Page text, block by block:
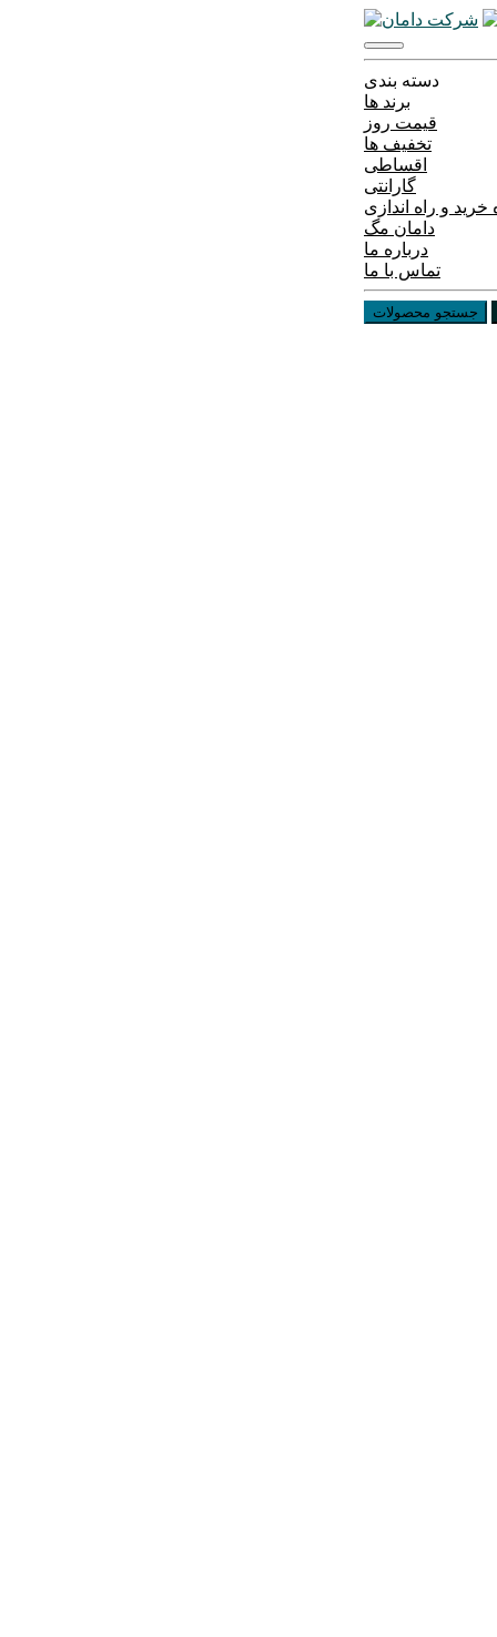
دسته بندی
برند ها
قیمت روز
تخفیف ها
اقساطی
گارانتی
و راه اندازی
دامان مگ
درباره ما
تماس با ما
جستجو محصولات